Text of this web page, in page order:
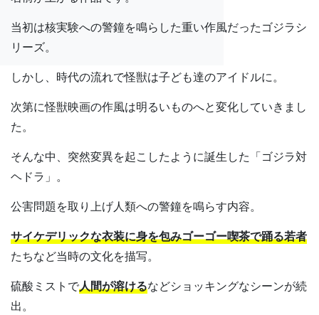
当初は核実験への警鐘を鳴らした重い作風だったゴジラシ
リーズ。
しかし、時代の流れで怪獣は子ども達のアイドルに。
次第に怪獣映画の作風は明るいものへと変化していきまし
た。
そんな中、突然変異を起こしたように誕生した「ゴジラ対
ヘドラ」。
公害問題を取り上げ人類への警鐘を鳴らす内容。
サイケデリックな衣装に身を包みゴーゴー喫茶で踊る若者
たちなど当時の文化を描写。
硫酸ミストで人間が溶けるなどショッキングなシーンが続
出。